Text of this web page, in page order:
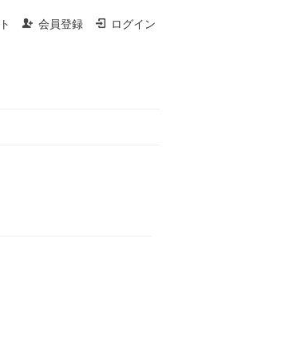
会員登録 ログイン